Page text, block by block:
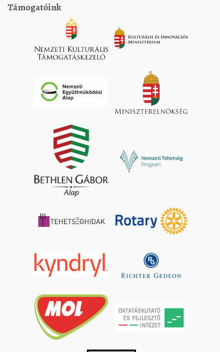
Támogatóink